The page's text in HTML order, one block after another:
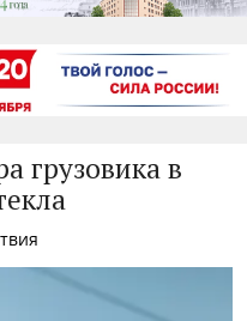
грузовика в